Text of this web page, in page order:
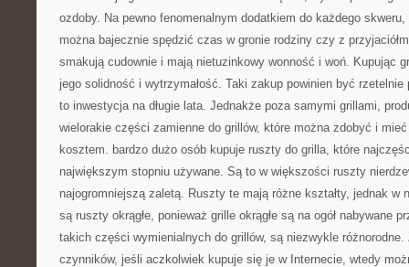
ozdoby. Na pewno fenomenalnym dodatkiem do każdego
można bajecznie spędzić czas w gronie rodziny czy z
smakują cudownie i mają nietuzinkowy wonność i woń. Kupując
jego solidność i wytrzymałość. Taki zakup powinien być
to inwestycja na długie lata. Jednakże poza samymi grillami,
wielorakie części zamienne do grillów, które można zdobyć i
kosztem. bardzo dużo osób kupuje ruszty do grilla, które
największym stopniu używane. Są to w większości ruszty
najogromniejszą zaletą. Ruszty te mają różne kształty, jednak w
są ruszty okrągłe, ponieważ grille okrągłe są na ogół nabywane
takich części wymienialnych do grillów, są niezwykle różnorodne.
czynników, jeśli aczkolwiek kupuje się je w Internecie, wtedy